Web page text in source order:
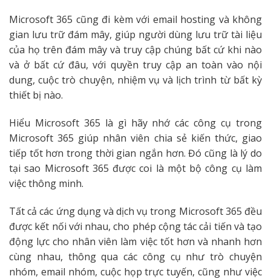
Microsoft 365 cũng đi kèm với email hosting và không
gian lưu trữ đám mây, giúp người dùng lưu trữ tài liệu
của họ trên đám mây và truy cập chúng bất cứ khi nào
và ở bất cứ đâu, với quyền truy cập an toàn vào nội
dung, cuộc trò chuyện, nhiệm vụ và lịch trình từ bất kỳ
thiết bị nào.
Hiểu Microsoft 365 là gìhãy nhớ các công cụ trong
Microsoft 365 giúp nhân viên chia sẻ kiến ​​thức, giao
tiếp tốt hơn trong thời gian ngắn hơn. Đó cũng là lý do
tại sao Microsoft 365 được coi là một bộ công cụ làm
việc thông minh.
Tất cả các ứng dụng và dịch vụ trong Microsoft 365 đều
được kết nối với nhau, cho phép cộng tác cải tiến và tạo
động lực cho nhân viên làm việc tốt hơn và nhanh hơn
cùng nhau, thông qua các công cụ như trò chuyện
nhóm, email nhóm, cuộc họp trực tuyến, cũng như việc